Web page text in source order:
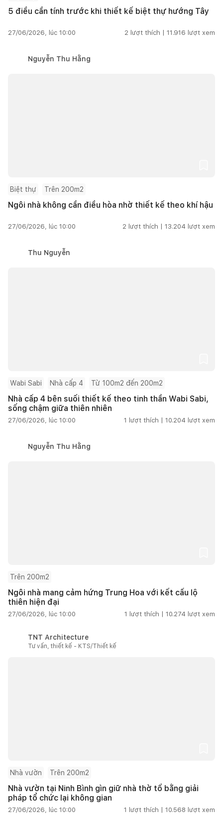
5 điều cần tính trước khi thiết kế biệt thự hướng Tây
27/06/2026, lúc 10:00 2 lượt thích | 11.916 lượt xem
Nguyễn Thu Hằng
Biệt thự Trên 200m2
Ngôi nhà không cần điều hòa nhờ thiết kế theo khí hậu
27/06/2026, lúc 10:00 2 lượt thích | 13.204 lượt xem
Thu Nguyễn
Wabi Sabi Nhà cấp 4 Từ 100m2 đến 200m2
Nhà cấp 4 bên suối thiết kế theo tinh thần Wabi Sabi,
sống chậm giữa thiên nhiên
27/06/2026, lúc 10:00 1 lượt thích | 10.204 lượt xem
Nguyễn Thu Hằng
Trên 200m2
Ngôi nhà mang cảm hứng Trung Hoa với kết cấu lộ
thiên hiện đại
27/06/2026, lúc 10:00 1 lượt thích | 10.274 lượt xem
TNT Architecture
Tư vấn, thiết kế - KTS/Thiết kế
Nhà vườn Trên 200m2
Nhà vườn tại Ninh Bình gìn giữ nhà thờ tổ bằng giải
pháp tổ chức lại không gian
27/06/2026, lúc 10:00 1 lượt thích | 10.568 lượt xem